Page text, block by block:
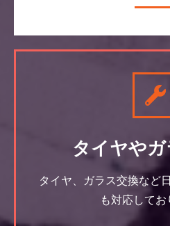
タイヤや
タイヤ、ガラス交換など
も対応してお